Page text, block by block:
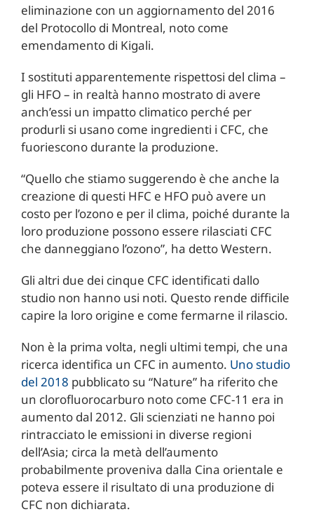
eliminazione con un aggiornamento del 2016
del Protocollo di Montreal, noto come
emendamento di Kigali.
I sostituti apparentemente rispettosi del clima –
gli HFO – in realtà hanno mostrato di avere
anch’essi un impatto climatico perché per
produrli si usano come ingredienti i CFC, che
fuoriescono durante la produzione.
“Quello che stiamo suggerendo è che anche la
creazione di questi HFC e HFO può avere un
costo per l’ozono e per il clima, poiché durante la
loro produzione possono essere rilasciati CFC
che danneggiano l’ozono”, ha detto Western.
Gli altri due dei cinque CFC identificati dallo
studio non hanno usi noti. Questo rende difficile
capire la loro origine e come fermarne il rilascio.
Non è la prima volta, negli ultimi tempi, che una
ricerca identifica un CFC in aumento. Uno studio
del 2018 pubblicato su “Nature” ha riferito che
un clorofluorocarburo noto come CFC-11 era in
aumento dal 2012. Gli scienziati ne hanno poi
rintracciato le emissioni in diverse regioni
dell’Asia; circa la metà dell’aumento
probabilmente proveniva dalla Cina orientale e
poteva essere il risultato di una produzione di
CFC non dichiarata.